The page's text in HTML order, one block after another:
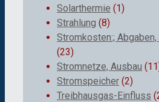
Solarthermie (1)
Strahlung (8)
Stromkosten:;
(23)
Stromnetze, Ausbau
Stromspeicher (2)
Treibhausgas-Einfluss